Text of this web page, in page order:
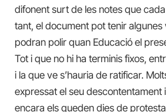
difonent surt de les notes que
tant, el document pot tenir algunes
podran polir quan Educació el
Tot i que no hi ha terminis fixos,
i la que ve s’hauria de ratificar.
expressat el seu descontentament
encara els queden dies de